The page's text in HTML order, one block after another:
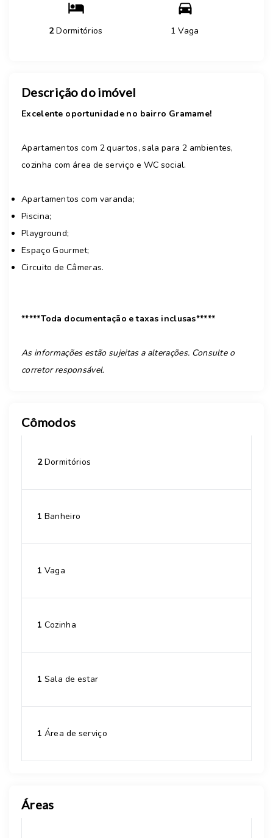
2Dormitórios 1 Vaga
Descrição do imóvel
Excelente oportunidade no bairro Gramame!
Apartamentos com 2 quartos, sala para 2 ambientes,
cozinha com área de serviço e WC social.
Apartamentos com varanda;
Piscina;
Playground;
Espaço Gourmet;
Circuito de Câmeras.
*****Toda documentação e taxas inclusas*****
As informações estão sujeitas a alterações. Consulte o
corretor responsável.
Cômodos
2Dormitórios
1 Banheiro
1 Vaga
1 Cozinha
1 Sala de estar
1 Área de serviço
Áreas